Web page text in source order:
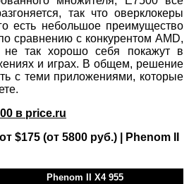
так что оверклокеры
есть небольшое преимущество
сравнению с конкурентом AMD,
так хорошо себя покажут в
и играх. В общем, решение
с теми приложениями, которые
в price.ru
$175 (от 5800 руб.) | Phenom II
Phenom II X4 955